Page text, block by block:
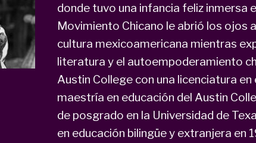
donde tuvo una infancia feliz inmersa
Movimiento Chicano le abrió los ojos
cultura mexicoamericana mientras
literatura y el autoempoderamiento
Austin College con una licenciatura
maestría en educación del Austin
de posgrado en la Universidad de
en educación bilingüe y extranjera en